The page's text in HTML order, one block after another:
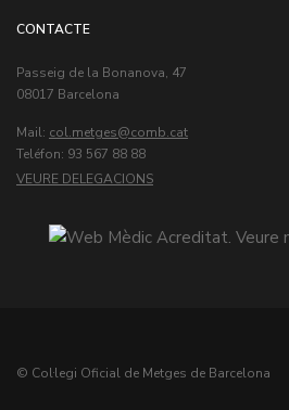
CONTACTE
Passeig de la Bonanova, 47
08017 Barcelona
Mail: col.metges
Teléfon: 93 567 88 88
VEURE DELEGACIONS
© Col·legi Oficial de Metges de Barcelona